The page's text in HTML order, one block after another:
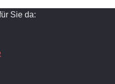
Sie da: